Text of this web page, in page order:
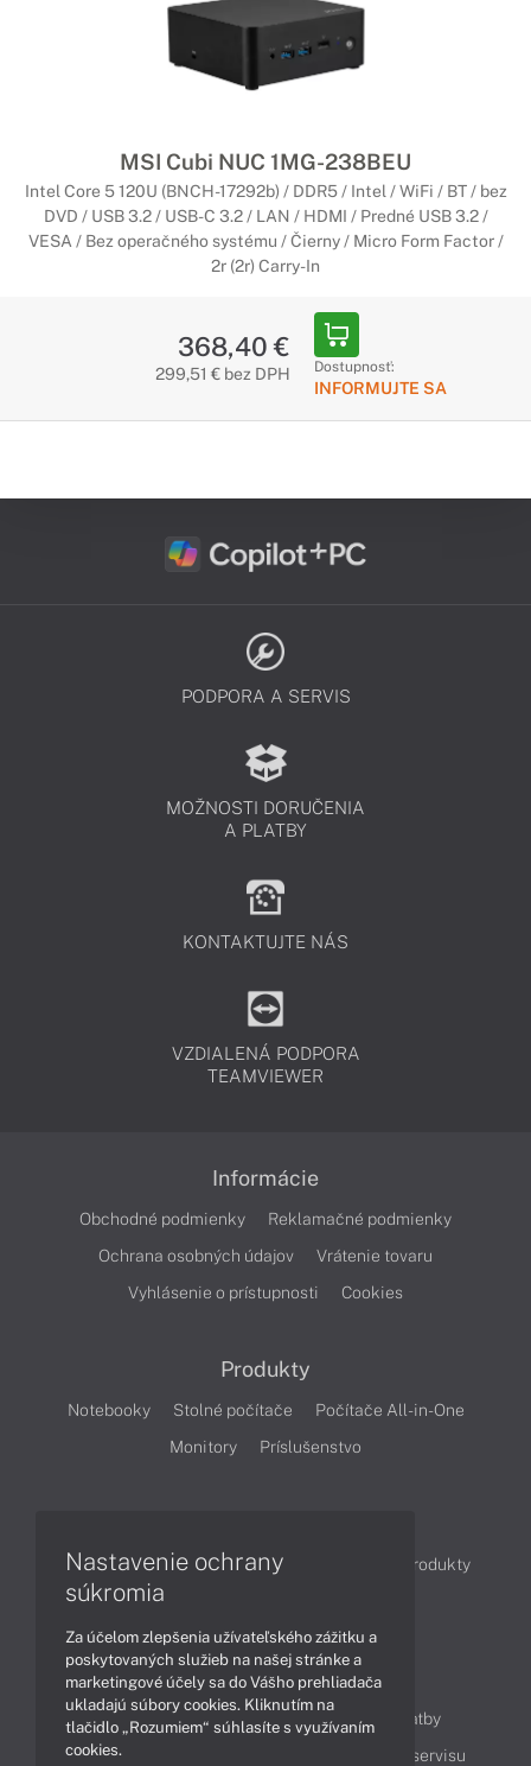
MSI Cubi NUC 1MG-238BEU
Intel Core 5 120U (BNCH-17292b) / DDR5 / Intel / WiFi / BT / bez
DVD / USB 3.2 / USB-C 3.2 / LAN / HDMI / Predné USB 3.2 /
VESA / Bez operačného systému / Čierny / Micro Form Factor /
2r (2r) Carry-In
368,40 €
299,51 € bez DPH Dostupnosť:
INFORMUJTE SA
PODPORA A SERVIS
MOŽNOSTI DORUČENIA
A PLATBY
KONTAKTUJTE NÁS
VZDIALENÁ PODPORA
TEAMVIEWER
Informácie
Obchodné podmienky
Reklamačné podmienky
Ochrana osobných údajov
Vrátenie tovaru
Vyhlásenie o prístupnosti
Cookies
Produkty
Notebooky Stolné počítače
Počítače All-in-One
Monitory
Príslušenstvo
Obchodné informácie Novinky
Produkty
Obsah
Ako nakupovať
Možnosti doručenia a platby
Podpora a servis
Cenník servisu
Nastavenie ochrany
súkromia
Za účelom zlepšenia užívateľského zážitku a
poskytovaných služieb na našej stránke a
marketingové účely sa do Vášho prehliadača
ukladajú súbory cookies. Kliknutím na
tlačidlo „Rozumiem“ súhlasíte s využívaním
cookies.